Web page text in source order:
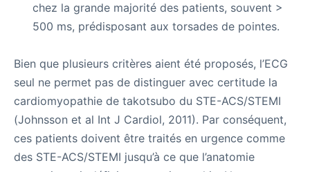
chez la grande majorité des patients, souvent >
500 ms, prédisposant aux torsades de pointes.
Bien que plusieurs critères aient été proposés, l’ECG
seul ne permet pas de distinguer avec certitude la
cardiomyopathie de takotsubo du STE-ACS/STEMI
(Johnsson et al Int J Cardiol, 2011). Par conséquent,
ces patients doivent être traités en urgence comme
des STE-ACS/STEMI jusqu’à ce que l’anatomie